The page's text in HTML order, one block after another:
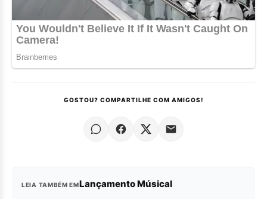
GOSTOU? COMPARTILHE COM AMIGOS!
LEIA TAMBÉM EMLançamento Músical